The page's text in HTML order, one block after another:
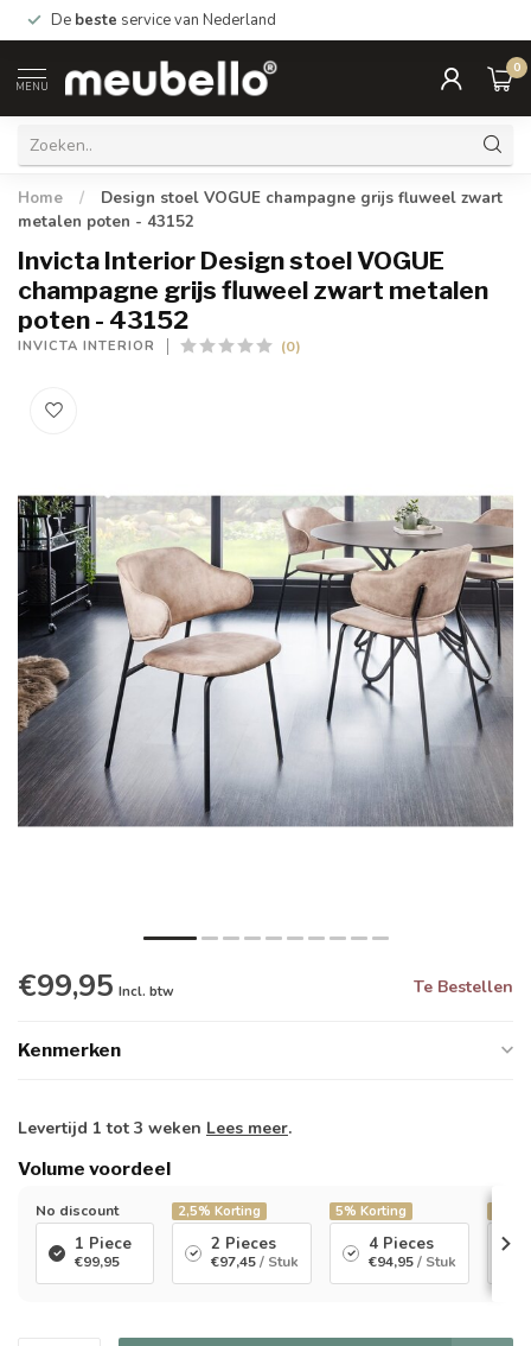
De beste service van Nederland
MENU
0
Home /
Design stoel VOGUE champagne grijs fluweel zwart
metalen poten - 43152
Invicta Interior Design stoel VOGUE
champagne grijs fluweel zwart metalen
poten - 43152
INVICTA INTERIOR (0)
€99,95 Incl. btw Te Bestellen
Kenmerken
Levertijd 1 tot 3 weken Lees meer.
Volume voordeel
No discount
1 Piece
€99,95
2,5% Korting
2 Pieces
€97,45/ Stuk
5% Korting
4 Pieces
€94,95/ Stuk